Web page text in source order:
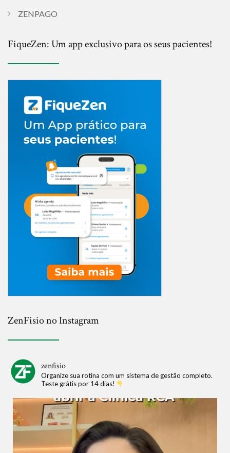
ZENPAGO
FiqueZen: Um app exclusivo para os seus pacientes!
ZenFisio no Instagram
zenfisio
Organize sua rotina com um sistema de gestão completo.
Teste grátis por 14 dias!